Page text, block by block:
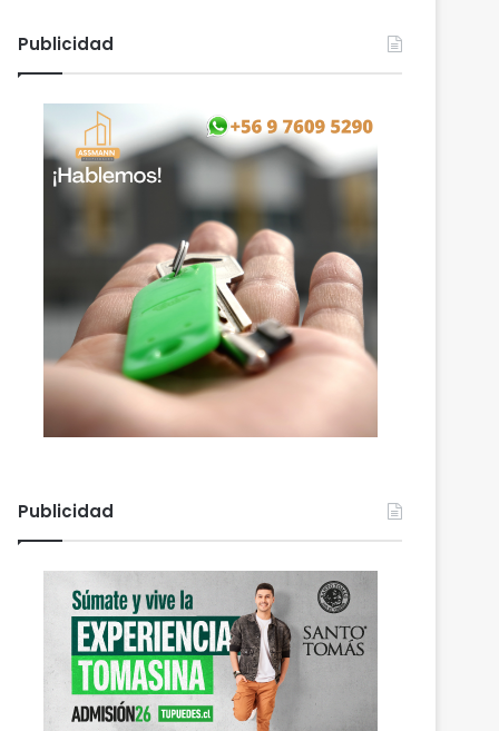
Publicidad
Publicidad